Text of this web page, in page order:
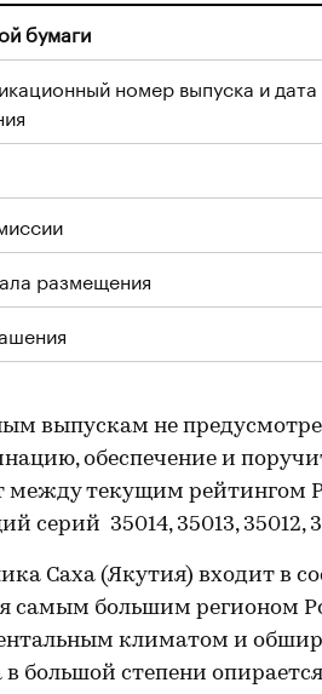
бумаги
номер выпуска и дата
размещения
выпускам не
обеспечение и
между текущим рейтингом
серий 35014, 35013, 35012,
Саха (Якутия) входит в
самым большим регионом
климатом и
в большой степени